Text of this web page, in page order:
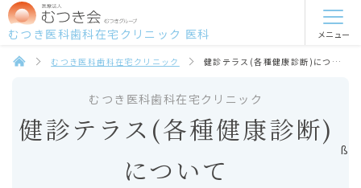
むつき医科歯科在宅クリニック 医科 メニュー
むつき医科歯科在宅クリニック 健診テラス(各種健康診断)について
むつき医科歯科在宅クリニック
健診テラス(各種健康診断)
について
ß